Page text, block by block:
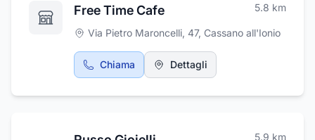
Free Time Cafe 5.8 km
Via Pietro Maroncelli, 47, Cassano all'Ionio
Chiama Dettagli
5.9 km